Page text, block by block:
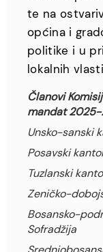
te na
općina i
politike i u
lokalnih
Članovi
mandat
Unsko-sanski
Posavski
Tuzlanski
Zeničko-
Bosansko-
Sofradžija